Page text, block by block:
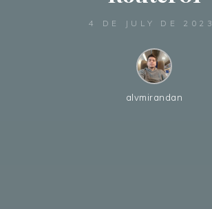
4 DE JULY DE 2023
alvmirandan